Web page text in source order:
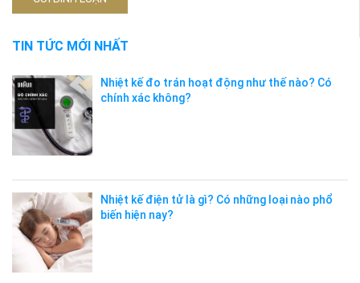
TIN TỨC MỚI NHẤT
Nhiệt kế đo trán hoạt động như thế nào? Có
chính xác không?
Nhiệt kế điện tử là gì? Có những loại nào phổ
biến hiện nay?